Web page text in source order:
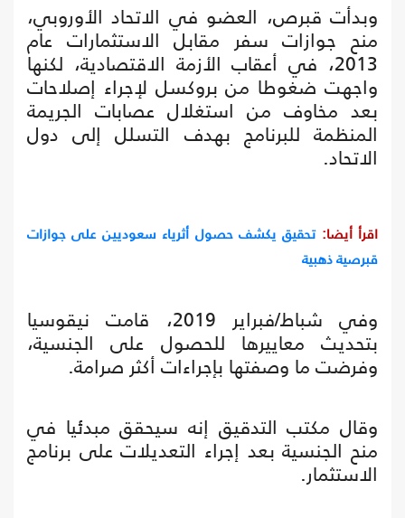
وبدأت قبرص، العضو في الاتحاد الأوروبي،
منح جوازات سفر مقابل الاستثمارات عام
2013، في أعقاب الأزمة الاقتصادية، لكنها
واجهت ضغوطا من بروكسل لإجراء إصلاحات
بعد مخاوف من استغلال عصابات الجريمة
المنظمة للبرنامج بهدف التسلل إلى دول
الاتحاد.
اقرأ أيضا: تحقيق يكشف حصول أثرياء سعوديين على جوازات
قبرصية ذهبية
وفي شباط/فبراير 2019، قامت نيقوسيا
بتحديث معاييرها للحصول على الجنسية،
وفرضت ما وصفتها بإجراءات أكثر صرامة.
وقال مكتب التدقيق إنه سيحقق مبدئيا في
منح الجنسية بعد إجراء التعديلات على برنامج
الاستثمار.